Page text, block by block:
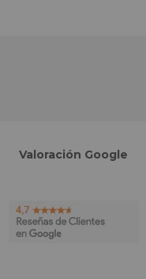
Valoración Google